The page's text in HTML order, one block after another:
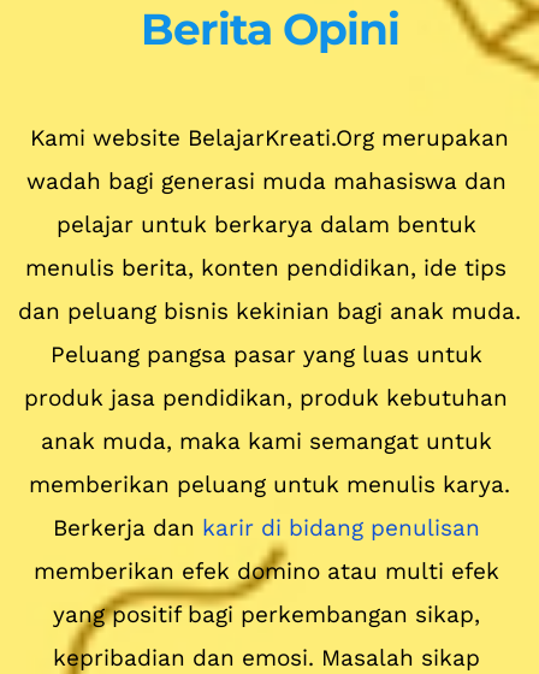
Berita Opini
Kami website BelajarKreati.Org merupakan
wadah bagi generasi muda mahasiswa dan
pelajar untuk berkarya dalam bentuk
menulis berita, konten pendidikan, ide tips
dan peluang bisnis kekinian bagi anak muda.
Peluang pangsa pasar yang luas untuk
produk jasa pendidikan, produk kebutuhan
anak muda, maka kami semangat untuk
memberikan peluang untuk menulis karya.
Berkerja dan karir di bidang penulisan
memberikan efek domino atau multi efek
yang positif bagi perkembangan sikap,
kepribadian dan emosi. Masalah sikap